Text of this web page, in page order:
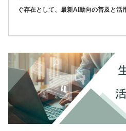
ぐ存在として、最新AI動向の普及と活